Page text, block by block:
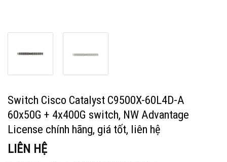
Switch Cisco Catalyst C9500X-60L4D-A
60x50G + 4x400G switch, NW Advantage
License chính hãng, giá tốt, liên hệ
LIÊN HỆ